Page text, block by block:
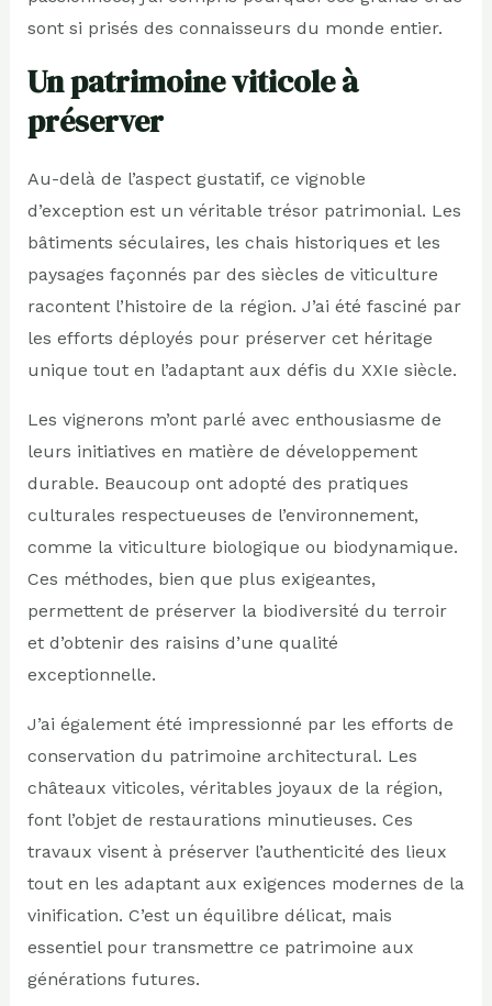
sont si prisés des connaisseurs du monde entier.
Un patrimoine viticole à
préserver
Au-delà de l’aspect gustatif, ce vignoble
d’exception est un véritable trésor patrimonial. Les
bâtiments séculaires, les chais historiques et les
paysages façonnés par des siècles de viticulture
racontent l’histoire de la région. J’ai été fasciné par
les efforts déployés pour préserver cet héritage
unique tout en l’adaptant aux défis du XXIe siècle.
Les vignerons m’ont parlé avec enthousiasme de
leurs initiatives en matière de développement
durable. Beaucoup ont adopté des pratiques
culturales respectueuses de l’environnement,
comme la viticulture biologique ou biodynamique.
Ces méthodes, bien que plus exigeantes,
permettent de préserver la biodiversité du terroir
et d’obtenir des raisins d’une qualité
exceptionnelle.
J’ai également été impressionné par les efforts de
conservation du patrimoine architectural. Les
châteaux viticoles, véritables joyaux de la région,
font l’objet de restaurations minutieuses. Ces
travaux visent à préserver l’authenticité des lieux
tout en les adaptant aux exigences modernes de la
vinification. C’est un équilibre délicat, mais
essentiel pour transmettre ce patrimoine aux
générations futures.